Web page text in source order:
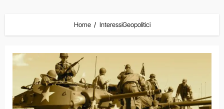
Home InteressiGeopolitici